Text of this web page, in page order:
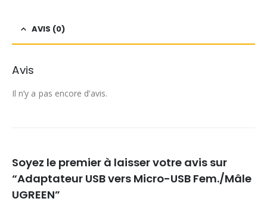
AVIS (0)
Avis
Il n’y a pas encore d’avis.
Soyez le premier à laisser votre avis sur
“Adaptateur USB vers Micro-USB Fem./Mâle
UGREEN”